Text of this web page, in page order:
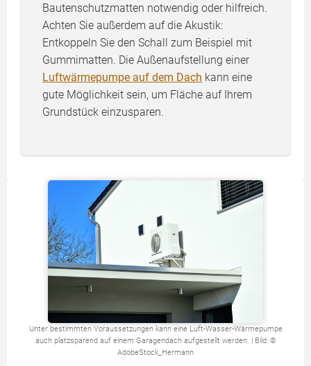
Bautenschutzmatten notwendig oder hilfreich.
Achten Sie außerdem auf die Akustik:
Entkoppeln Sie den Schall zum Beispiel mit
Gummimatten. Die Außenaufstellung einer
Luftwärmepumpe auf dem Dach kann eine
gute Möglichkeit sein, um Fläche auf Ihrem
Grundstück einzusparen.
Unter bestimmten Voraussetzungen kann eine Luft-Wasser-Wärmepumpe
auch platzsparend auf einem Garagendach aufgestellt werden. | Bild: ©
AdobeStock_Hermann